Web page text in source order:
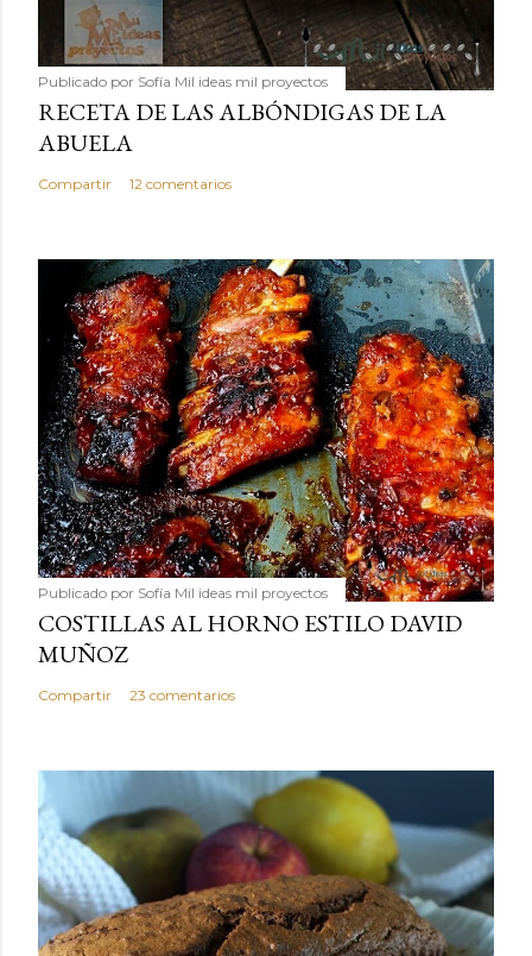
Publicado por Sofía Mil ideas mil proyectos
RECETA DE LAS ALBÓNDIGAS DE LA
ABUELA
Compartir 12 comentarios
Publicado por Sofía Mil ideas mil proyectos
COSTILLAS AL HORNO ESTILO DAVID
MUÑOZ
Compartir 23 comentarios